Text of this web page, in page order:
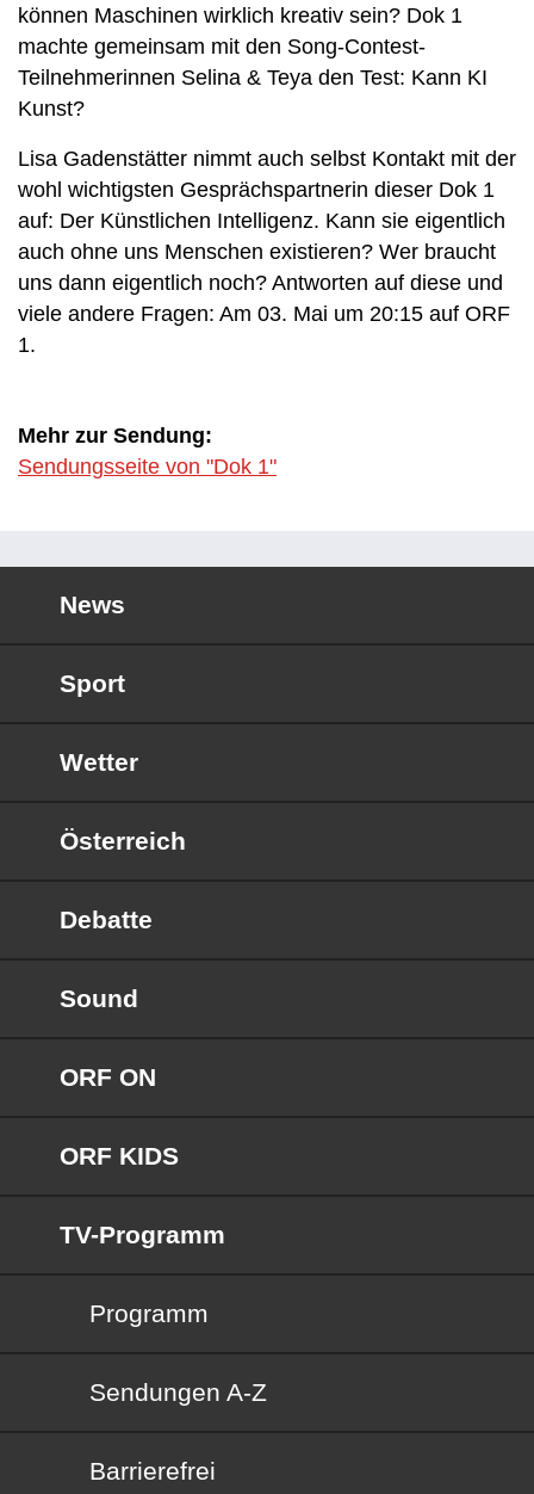
können Maschinen wirklich kreativ sein? Dok 1
machte gemeinsam mit den Song-Contest-
Teilnehmerinnen Selina & Teya den Test: Kann KI
Kunst?
Lisa Gadenstätter nimmt auch selbst Kontakt mit der
wohl wichtigsten Gesprächspartnerin dieser Dok 1
auf: Der Künstlichen Intelligenz. Kann sie eigentlich
auch ohne uns Menschen existieren? Wer braucht
uns dann eigentlich noch? Antworten auf diese und
viele andere Fragen: Am 03. Mai um 20:15 auf ORF
1.
Mehr zur Sendung:
Sendungsseite von "Dok 1"
News
Sport
Wetter
Österreich
Debatte
Sound
ORF ON
ORF KIDS
TV-Programm
Programm
Sendungen von A bis Z
Sendungen A-Z
Barrierefrei
Barrierefrei